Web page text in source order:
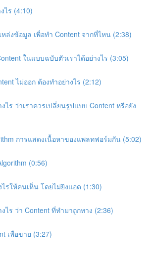
ไร (4:10)
หล่งข้อมูล เพื่อทำ Content จากที่ไหน (2:38)
ในแบบฉบับตัวเราได้อย่างไร (3:05)
ไม่ออก ต้องทำอย่างไร (2:12)
งไร ว่าเราควรเปลี่ยนรูปแบบ Content หรือยัง
การแสดงเนื้อหาของแพลทฟอร์มกัน (5:02)
(0:56)
ไรให้คนเห็น โดยไม่ยิงแอด (1:30)
งไร ว่า Content ที่ทำมาถูกทาง (2:36)
เพื่อขาย (3:27)